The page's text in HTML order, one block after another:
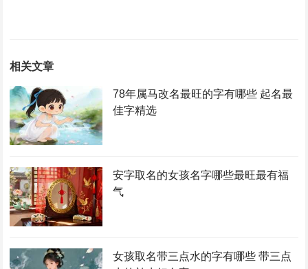
相关文章
78年属马改名最旺的字有哪些 起名最
佳字精选
安字取名的女孩名字哪些最旺最有福
气
女孩取名带三点水的字有哪些 带三点